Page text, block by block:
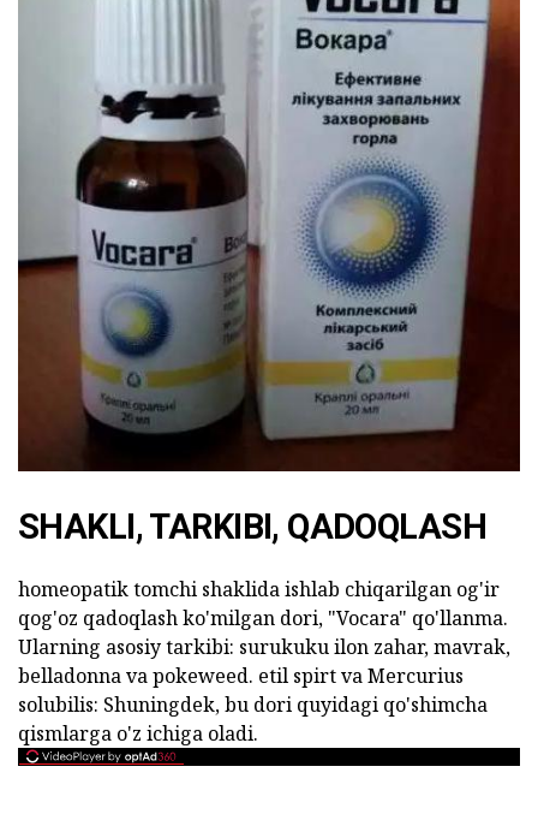
SHAKLI, TARKIBI, QADOQLASH
homeopatik tomchi shaklida ishlab chiqarilgan og'ir
qog'oz qadoqlash ko'milgan dori, "Vocara" qo'llanma.
Ularning asosiy tarkibi: surukuku ilon zahar, mavrak,
belladonna va pokeweed. etil spirt va Mercurius
solubilis: Shuningdek, bu dori quyidagi qo'shimcha
qismlarga o'z ichiga oladi.